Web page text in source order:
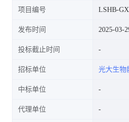
项目编号 LSHB-
发布时间 2025-03-
投标截止时间
招标单位 光大生物
中标单位
代理单位